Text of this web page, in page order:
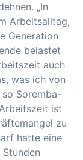
„In
Arbeitsalltag,
Generation
belastet
auch
was ich von
Soremba-
ist
zu
hatte eine